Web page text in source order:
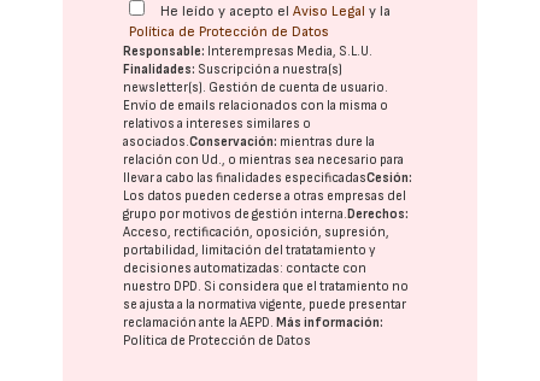
He leído y acepto elAviso Legal y la
Política de Protección de Datos
Responsable: Interempresas Media, S.L.U.
Finalidades: Suscripción a nuestra(s)
newsletter(s). Gestión de cuenta de usuario.
Envío de emails relacionados con la misma o
relativos a intereses similares o
asociados.Conservación: mientras dure la
relación con Ud., o mientras sea necesario para
llevar a cabo las finalidades especificadasCesión:
Los datos pueden cederse a otras empresas del
grupo por motivos de gestión interna.Derechos:
Acceso, rectificación, oposición, supresión,
portabilidad, limitación del tratatamiento y
decisiones automatizadas: contacte con
nuestro DPD. Si considera que el tratamiento no
se ajusta a la normativa vigente, puede presentar
reclamación ante laAEPD.Más información:
Política de Protección de Datos